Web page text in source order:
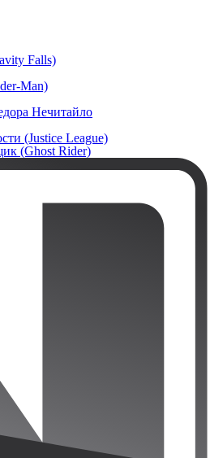
Falls)
Man)
Нечитайло
(Justice League)
(Ghost Rider)